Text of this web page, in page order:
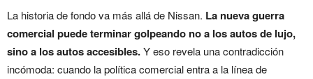
La historia de fondo va más allá de Nissan. La nueva guerra
comercial puede terminar golpeando no a los autos de lujo,
sino a los autos accesibles.Y eso revela una contradicción
incómoda: cuando la política comercial entra a la línea de